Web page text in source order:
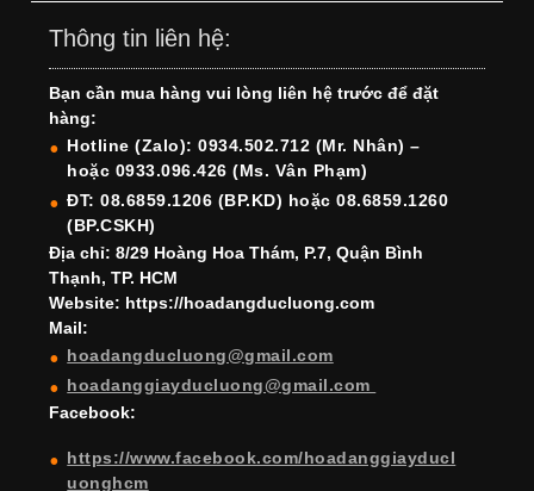
c
e
b
o
o
k
a
gr
a
m
er
e
st
e
dI
n
er T
u
b
e
T
u
b
e
h
Thông tin liên hệ:
Bạn cần mua hàng vui lòng liên hệ trước để đặt
hàng:
Hotline (Zalo): 0934.502.712 (Mr. Nhân) –
hoặc 0933.096.426 (Ms. Vân Phạm)
ĐT: 08.6859.1206 (BP.KD) hoặc 08.6859.1260
(BP.CSKH)
Địa chỉ: 8/29 Hoàng Hoa Thám, P.7, Quận Bình
Thạnh, TP. HCM
Website: https://hoadangducluong.com
Mail:
hoadangducluong@gmail.com
hoadanggiayducluong@gmail.com
Facebook:
https://www.facebook.com/hoadanggiayducl
uonghcm